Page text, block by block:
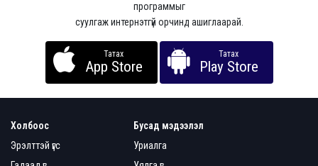
программыг
суулгаж интернэтгүй орчинд ашиглаарай.
Татах
App Store
Татах
Play Store
Холбоос
Эрэлттэй үгс
Бусад мэдээлэл
Уриалга